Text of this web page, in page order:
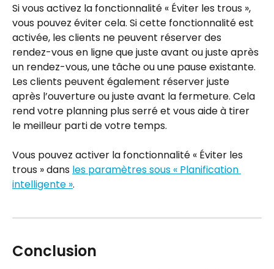
Si vous activez la fonctionnalité « Éviter les trous »,
vous pouvez éviter cela. Si cette fonctionnalité est
activée, les clients ne peuvent réserver des
rendez-vous en ligne que juste avant ou juste après
un rendez-vous, une tâche ou une pause existante.
Les clients peuvent également réserver juste
après l’ouverture ou juste avant la fermeture. Cela
rend votre planning plus serré et vous aide à tirer
le meilleur parti de votre temps.
Vous pouvez activer la fonctionnalité « Éviter les
trous » dans les paramètres sous « Planification
intelligente ».
Conclusion